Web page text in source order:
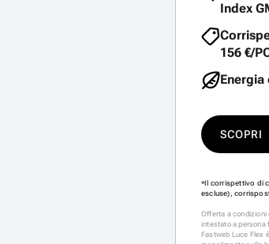
Index
156 €/
SCOPRI
*Il corrispettivo di
escluse),
Offerta a condizioni
intestato a persona
Fastweb Luce Flex